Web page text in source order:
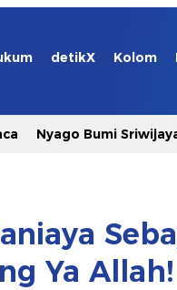
detikX Kolom
Nyago Bumi
Ya Allah!